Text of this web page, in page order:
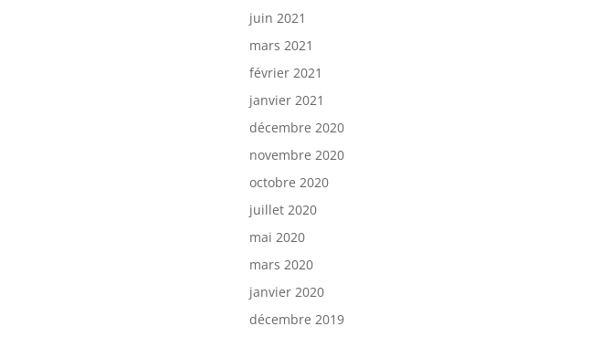
juin 2021
mars 2021
février 2021
janvier 2021
décembre 2020
novembre 2020
octobre 2020
juillet 2020
mai 2020
mars 2020
janvier 2020
décembre 2019